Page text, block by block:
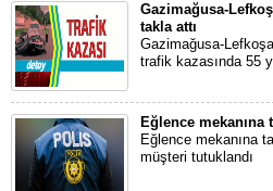
Gazimağusa-
takla attı
Gazimağusa-
trafik kazasında 55
Eğlence
Eğlence mekanına
müşteri tutuklandı